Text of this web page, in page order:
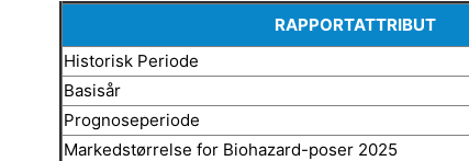
RAPPORTATTRIBUT
Historisk Periode
Basisår
Prognoseperiode
Markedstørrelse for Biohazard-poser 2025